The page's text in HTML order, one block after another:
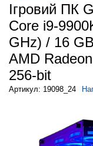
Ігровий ПК
Core i9-
GHz) / 16
AMD
256-bit
Артикул: 19098_24